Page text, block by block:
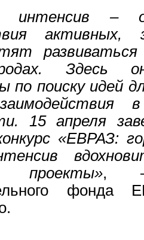
интенсив –
активных,
Здесь
по поиску идей
15 апреля
«ЕВРАЗ:
проекты», –